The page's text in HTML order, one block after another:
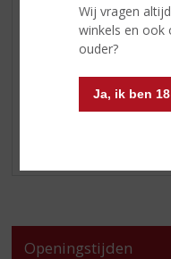
Wij vragen
winkels en ook
ouder?
Ja, ik ben
ETENSWAREN
GLASWERK
Openingstijden